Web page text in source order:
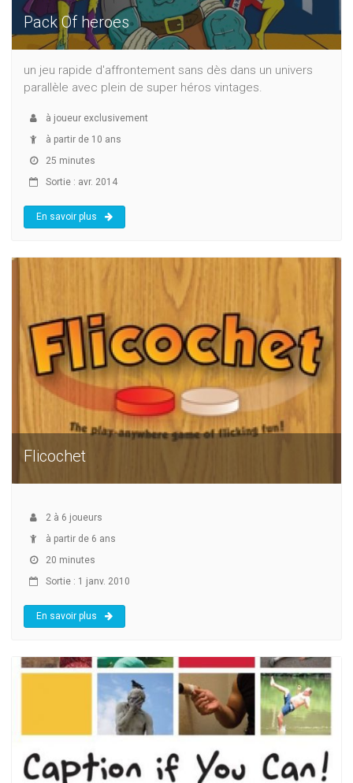
Pack Of heroes
un jeu rapide d'affrontement sans dès dans un univers
parallèle avec plein de super héros vintages.
à joueur exclusivement
à partir de 10 ans
25 minutes
Sortie : avr. 2014
En savoir plus
Flicochet
2 à 6 joueurs
à partir de 6 ans
20 minutes
Sortie : 1 janv. 2010
En savoir plus